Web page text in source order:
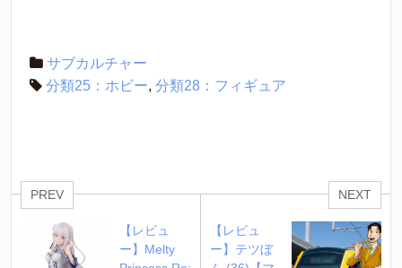
サブカルチャー
分類25：ホビー, 分類28：フィギュア
PREV
【レビュ
ー】Melty
NEXT
【レビュ
ー】テツぼ